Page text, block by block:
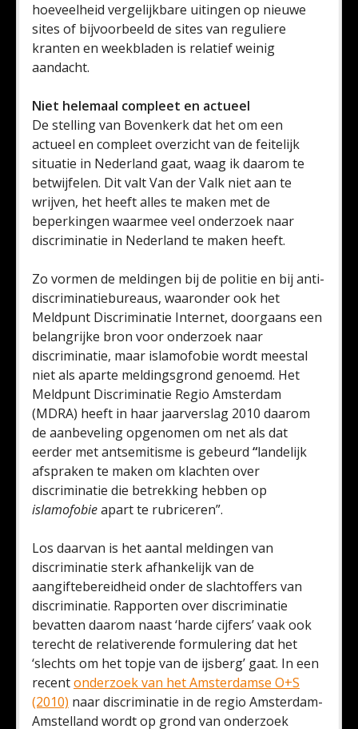
hoeveelheid vergelijkbare uitingen op nieuwe
sites of bijvoorbeeld de sites van reguliere
kranten en weekbladen is relatief weinig
aandacht.
Niet helemaal compleet en actueel
De stelling van Bovenkerk dat het om een
actueel en compleet overzicht van de feitelijk
situatie in Nederland gaat, waag ik daarom te
betwijfelen. Dit valt Van der Valk niet aan te
wrijven, het heeft alles te maken met de
beperkingen waarmee veel onderzoek naar
discriminatie in Nederland te maken heeft.
Zo vormen de meldingen bij de politie en bij anti-
discriminatiebureaus, waaronder ook het
Meldpunt Discriminatie Internet, doorgaans een
belangrijke bron voor onderzoek naar
discriminatie, maar islamofobie wordt meestal
niet als aparte meldingsgrond genoemd. Het
Meldpunt Discriminatie Regio Amsterdam
(MDRA) heeft in haar jaarverslag 2010 daarom
de aanbeveling opgenomen om net als dat
eerder met antsemitisme is gebeurd “landelijk
afspraken te maken om klachten over
discriminatie die betrekking hebben op
islamofobieapart te rubriceren”.
Los daarvan is het aantal meldingen van
discriminatie sterk afhankelijk van de
aangiftebereidheid onder de slachtoffers van
discriminatie. Rapporten over discriminatie
bevatten daarom naast ‘harde cijfers’ vaak ook
terecht de relativerende formulering dat het
‘slechts om het topje van de ijsberg’ gaat. In een
recentonderzoek van het Amsterdamse O+S
(2010) naar discriminatie in de regio Amsterdam-
Amstelland wordt op grond van onderzoek